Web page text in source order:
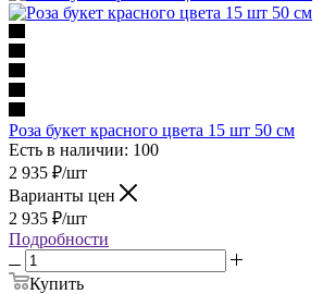
Роза букет красного цвета 15 шт 50 см
Есть в наличии: 100
2 935 ₽/шт
Варианты цен
2 935 ₽/шт
Подробности
Купить